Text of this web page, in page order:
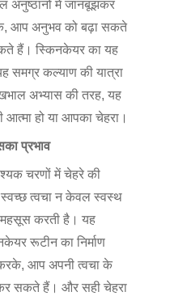
अनुष्ठानों में जानबूझकर
आप अनुभव को बढ़ा सकते
हैं। स्किनकेयर का यह
समग्र कल्याण की यात्रा
अभ्यास की तरह, यह
हो या आपका चेहरा।
प्रभाव
चरणों में चेहरे की
त्वचा न केवल स्वस्थ
महसूस करती है। यह
रूटीन का निर्माण
आप अपनी त्वचा के
कर सकते हैं। और सही चेहरा